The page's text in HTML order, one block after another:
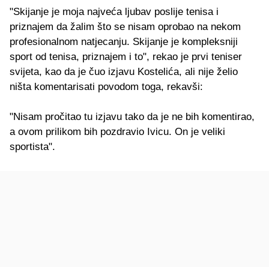
"Skijanje je moja najveća ljubav poslije tenisa i
priznajem da žalim što se nisam oprobao na nekom
profesionalnom natjecanju. Skijanje je kompleksniji
sport od tenisa, priznajem i to", rekao je prvi teniser
svijeta, kao da je čuo izjavu Kostelića, ali nije želio
ništa komentarisati povodom toga, rekavši:
"Nisam pročitao tu izjavu tako da je ne bih komentirao,
a ovom prilikom bih pozdravio Ivicu. On je veliki
sportista".